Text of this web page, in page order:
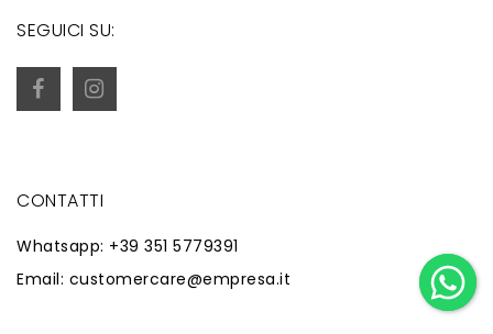
SEGUICI SU:
CONTATTI
Whatsapp: +39 351 5779391
Email: customercare@empresa.it